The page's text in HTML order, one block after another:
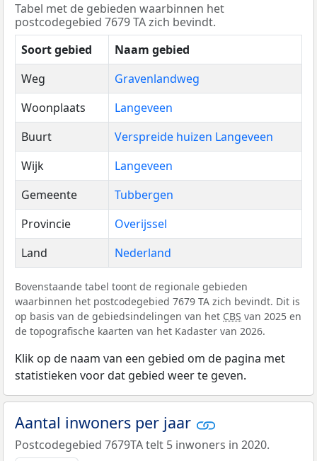
Tabel met de gebieden waarbinnen het
postcodegebied 7679 TA zich bevindt.
Soort gebied
Naam gebied
Weg
Gravenlandweg
Woonplaats
Langeveen
Buurt
Verspreide huizen Langeveen
Wijk
Langeveen
Gemeente
Tubbergen
Provincie
Overijssel
Land
Nederland
Bovenstaande tabel toont de regionale gebieden
waarbinnen het postcodegebied 7679 TA zich bevindt. Dit is
op basis van de gebiedsindelingen van het CBS van 2025 en
de topografische kaarten van het Kadaster van 2026.
Klik op de naam van een gebied om de pagina met
statistieken voor dat gebied weer te geven.
Aantal inwoners per jaar
Postcodegebied 7679TA telt 5 inwoners in 2020.